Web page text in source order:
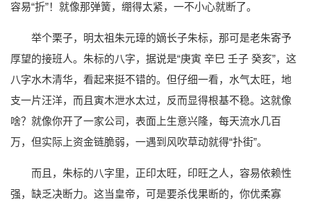
容易“折”！就像那弹簧，绷得太紧，一不小心就断了。
举个栗子，明太祖朱元璋的嫡长子朱标，那可是老朱寄予
厚望的接班人。朱标的八字，据说是“庚寅 辛巳 壬子 癸亥”，这
八字水木清华，看起来挺不错的。但仔细一看，水气太旺，地
支一片汪洋，而且寅木泄水太过，反而显得根基不稳。这就像
啥？就像你开了一家公司，表面上生意兴隆，每天流水几百
万，但实际上资金链脆弱，一遇到风吹草动就得“扑街”。
而且，朱标的八字里，正印太旺，印旺之人，容易依赖性
强，缺乏决断力。这当皇帝，可是要杀伐果断的，你优柔寡